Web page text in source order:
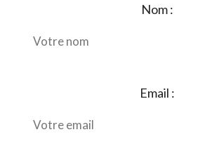
Nom :
Email :